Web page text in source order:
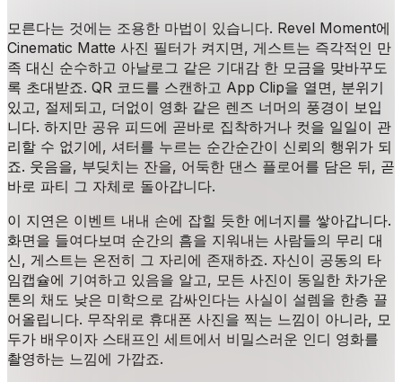
모른다는 것에는 조용한 마법이 있습니다. Revel Moment에
Cinematic Matte 사진 필터가 켜지면, 게스트는 즉각적인 만
족 대신 순수하고 아날로그 같은 기대감 한 모금을 맞바꾸도
록 초대받죠. QR 코드를 스캔하고 App Clip을 열면, 분위기
있고, 절제되고, 더없이 영화 같은 렌즈 너머의 풍경이 보입
니다. 하지만 공유 피드에 곧바로 집착하거나 컷을 일일이 관
리할 수 없기에, 셔터를 누르는 순간순간이 신뢰의 행위가 되
죠. 웃음을, 부딪치는 잔을, 어둑한 댄스 플로어를 담은 뒤, 곧
바로 파티 그 자체로 돌아갑니다.
이 지연은 이벤트 내내 손에 잡힐 듯한 에너지를 쌓아갑니다.
화면을 들여다보며 순간의 흠을 지워내는 사람들의 무리 대
신, 게스트는 온전히 그 자리에 존재하죠. 자신이 공동의 타
임캡슐에 기여하고 있음을 알고, 모든 사진이 동일한 차가운
톤의 채도 낮은 미학으로 감싸인다는 사실이 설렘을 한층 끌
어올립니다. 무작위로 휴대폰 사진을 찍는 느낌이 아니라, 모
두가 배우이자 스태프인 세트에서 비밀스러운 인디 영화를
촬영하는 느낌에 가깝죠.